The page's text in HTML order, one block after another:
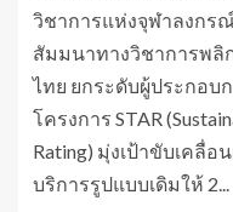
วิชาการแห่งจุฬาลงกร
สัมมนาทางวิชาการพลิ
ไทย ยกระดับผู้ประกอบ
โครงการ STAR
Rating) มุ่งเป้าขับเคลื่อ
บริการรูปแบบเดิมให้ 2...